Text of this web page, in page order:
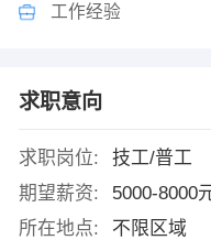
工作经验
求职意向
求职岗位:
技工/普工
期望薪资:
5000-8000
所在地点:
不限区域